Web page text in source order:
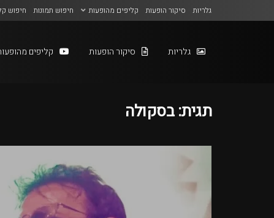
גלריות סיקור הופעות קליפים מהופעות חיפוש תמונות חיפוש
גלריות סיקור הופעות קליפים
תגית:בסקולה